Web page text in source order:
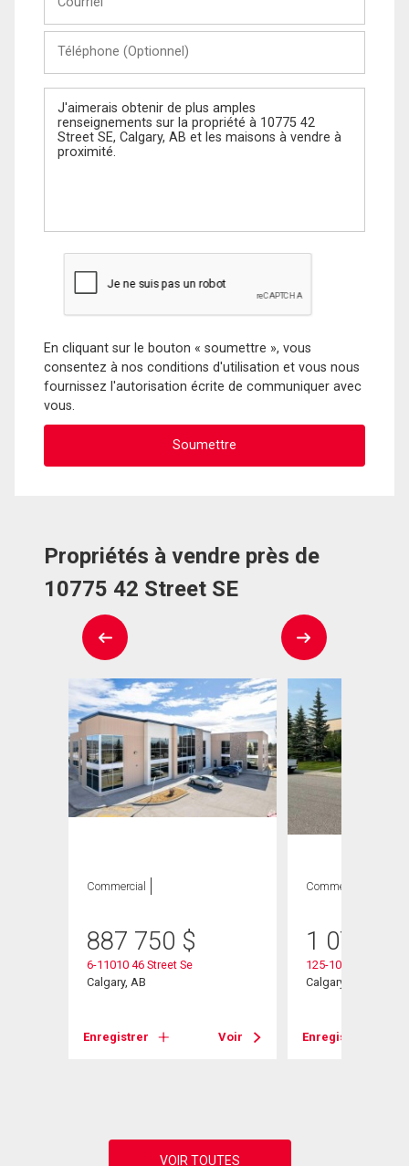
(Optionnel)
Message
En cliquant sur le bouton « soumettre », vous
consentez à nos conditions d'utilisation et vous nous
fournissez l'autorisation écrite de communiquer avec
vous.
Propriétés à vendre près de
10775 42 Street SE
Commercial
887 750 $
6-11010 46 Street Se
Calgary, AB
Enregistrer Voir
Commercial
1 075
125-10555 48
Calgary, AB
Enregistrer